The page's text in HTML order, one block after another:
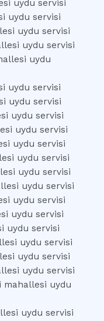
uydu servisi
uydu servisi
uydu servisi
uydu servisi
uydu
uydu servisi
uydu servisi
uydu servisi
uydu servisi
uydu servisi
uydu servisi
uydu servisi
uydu servisi
uydu servisi
uydu servisi
uydu servisi
uydu servisi
uydu servisi
uydu servisi
mahallesi uydu
uydu servisi